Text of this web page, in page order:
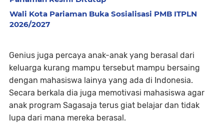
Wali Kota Pariaman Buka Sosialisasi PMB ITPLN
2026/2027
Genius juga percaya anak-anak yang berasal dari
keluarga kurang mampu tersebut mampu bersaing
dengan mahasiswa lainya yang ada di Indonesia.
Secara berkala dia juga memotivasi mahasiswa agar
anak program Sagasaja terus giat belajar dan tidak
lupa dari mana mereka berasal.